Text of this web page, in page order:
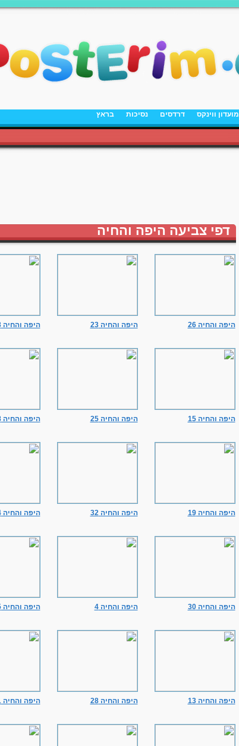
מועדון ווינקס דרדסים נסיכות בראץ
דפי צביעה היפה והחיה
היפה והחיה 26 היפה והחיה 23 היפה והחיה 3
היפה והחיה 15 היפה והחיה 25 היפה והחיה 18
היפה והחיה 19 היפה והחיה 32 היפה והחיה 14
היפה והחיה 30 היפה והחיה 4 היפה והחיה 5
היפה והחיה 13 היפה והחיה 28 היפה והחיה 1